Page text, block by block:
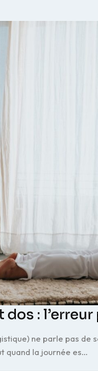
dos :
ne parle pas de
quand la journée es…